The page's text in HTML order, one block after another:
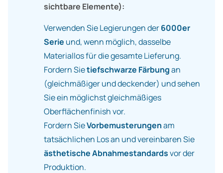
sichtbare Elemente):
Verwenden Sie Legierungen der6000er
Serie und, wenn möglich, dasselbe
Materiallos für die gesamte Lieferung.
Fordern Sietiefschwarze Färbungan
(gleichmäßiger und deckender) und sehen
Sie ein möglichst gleichmäßiges
Oberflächenfinish vor.
Fordern SieVorbemusterungenam
tatsächlichen Los an und vereinbaren Sie
ästhetische Abnahmestandardsvor der
Produktion.